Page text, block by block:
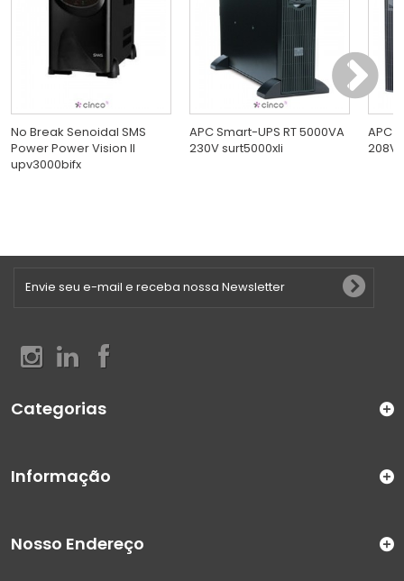
No Break Senoidal SMS
Power Power Vision II
upv3000bifx
APC Smart-UPS RT 5000VA
230V surt5000xli
APC
208V
Categorias
Informação
Nosso Endereço